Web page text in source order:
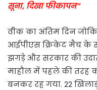
सूना, दिखा फीकापन”
वीक का अंतिम दिन
आईपीएस क्रिकेट मैच के
झगड़े और सरकार की
माहौल में पहले की तरह
बनकर रह गया. 22